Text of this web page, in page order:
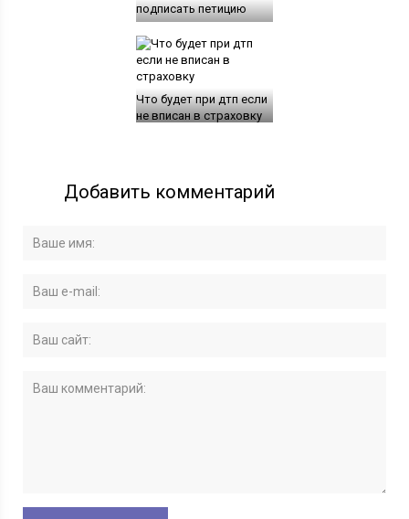
подписать петицию
Что будет при дтп если
не вписан в страховку
Добавить комментарий